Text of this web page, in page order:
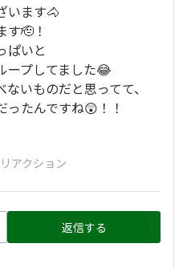
います🐴
🫡！
ぱいと
ープしてました😂
いものだと思ってて、
たんですね😲！！
アクション
返信する